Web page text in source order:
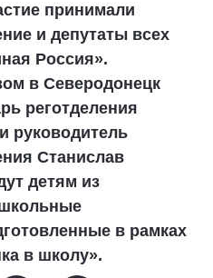
принимали
и депутаты всех
Россия».
в Северодонецк
реготделения
руководитель
Станислав
детям из
в рамках
в школу».